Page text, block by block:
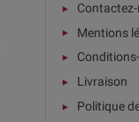
Mentions
Livraison
Politique